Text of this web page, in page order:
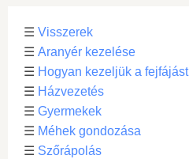
☰ Visszerek
☰ Aranyér kezelése
☰ Hogyan kezeljük a fejfájást
☰ Házvezetés
☰ Gyermekek
☰ Méhek gondozása
☰ Szőrápolás